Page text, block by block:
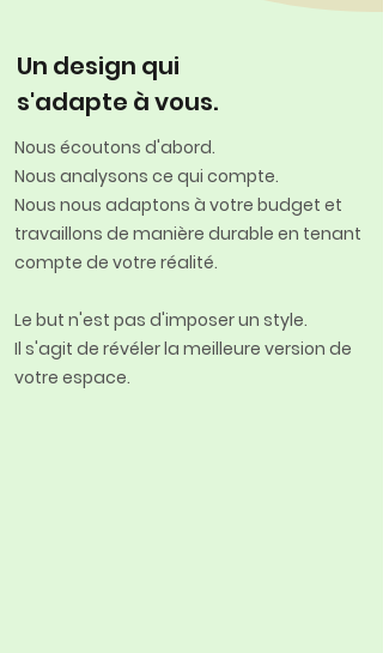
Un design qui
s'adapte à vous.
Nous écoutons d'abord.
Nous analysons ce qui compte.
Nous nous adaptons à votre budget et
travaillons de manière durable en tenant
compte de votre réalité.
Le but n'est pas d'imposer un style.
Il s'agit de révéler la meilleure version de
votre espace.